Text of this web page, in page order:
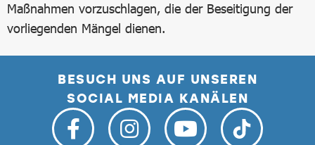
Maßnahmen vorzuschlagen, die der Beseitigung der
vorliegenden Mängel dienen.
BESUCH UNS AUF UNSEREN
SOCIAL MEDIA KANÄLEN